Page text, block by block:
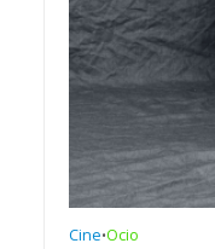
Cine•Ocio